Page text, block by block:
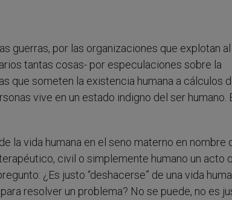
guerras, por las organizaciones que explotan al
tantas cosas- por especulaciones sobre la
que someten la existencia humana a cálculos
vive en un estado indigno del ser humano.
la vida humana en el seno materno en nombre
civil o simplemente humano un acto
¿Es justo “deshacerse” de una vida
resolver un problema? No se puede, no es